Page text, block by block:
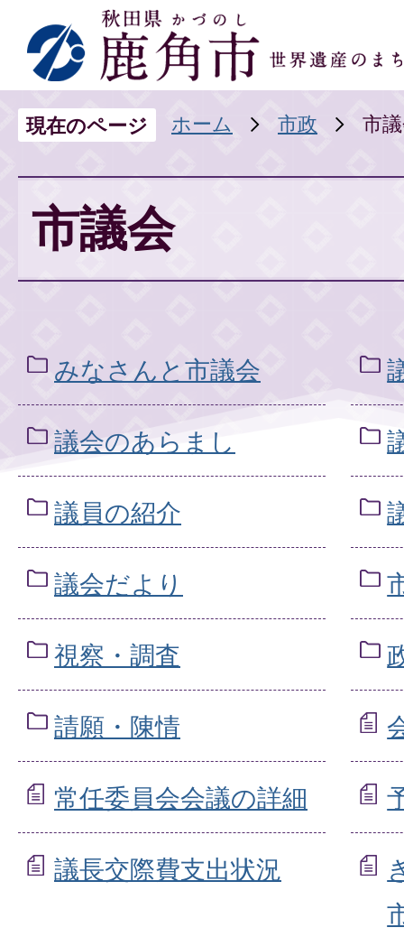
現在のページ ホーム 市政 市
市議会
みなさんと市議会
議会のあらまし
議員の紹介
議会だより
視察・調査
請願・陳情
常任委員会会議の詳細
議長交際費支出状況